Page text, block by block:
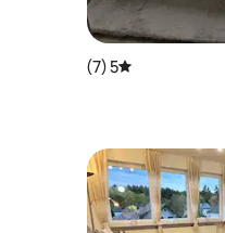
דירוג ממוצע של 5 מתוך 5, 7 ביקורות
5 (7)
על ידי אורחים